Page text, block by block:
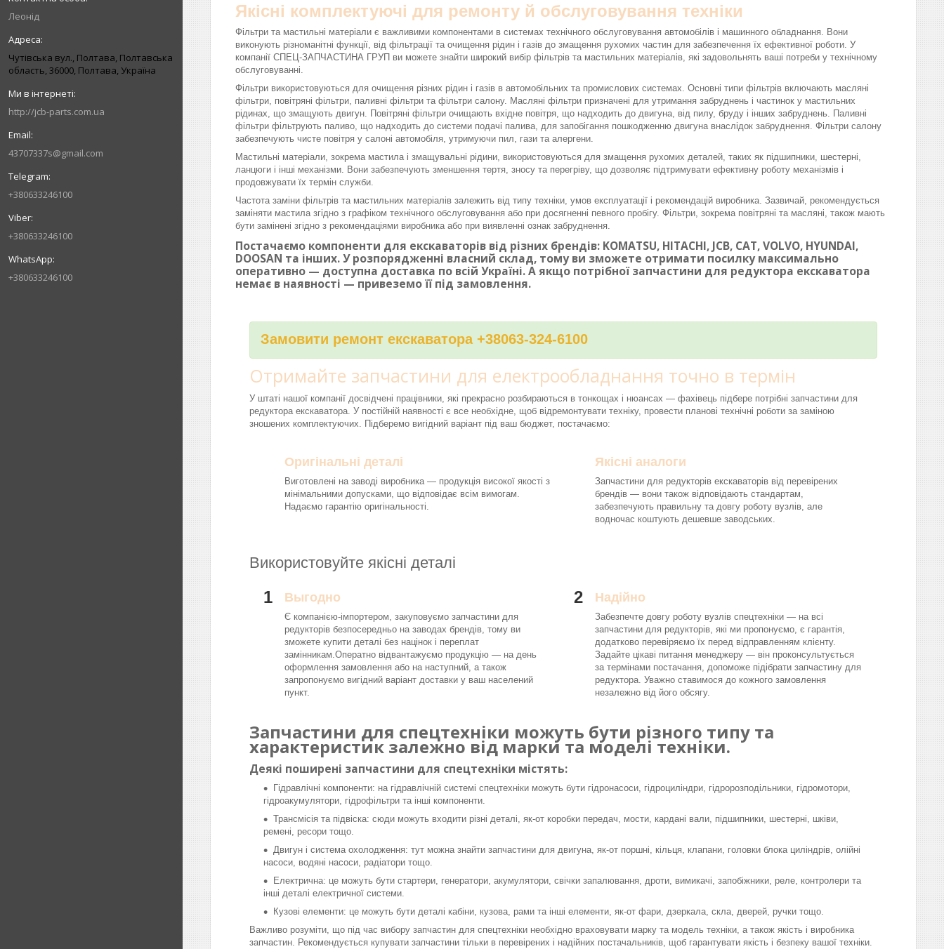
Леонід
Чутівська вул., Полтава, Полтавська
область, 36000, Полтава, Україна
http://jcb-parts.com.ua
43707337s@gmail.com
+380633246100
+380633246100
+380633246100
Якісні комплектуючі для ремонту й обслуговування техніки
Фільтри та мастильні матеріали є важливими компонентами в системах технічного обслуговування автомобілів і машинного обладнання. Вони
виконують різноманітні функції, від фільтрації та очищення рідин і газів до змащення рухомих частин для забезпечення їх ефективної роботи. У
компанії СПЕЦ-ЗАПЧАСТИНА ГРУП ви можете знайти широкий вибір фільтрів та мастильних матеріалів, які задовольнять ваші потреби у технічному
обслуговуванні.
Фільтри використовуються для очищення різних рідин і газів в автомобільних та промислових системах. Основні типи фільтрів включають масляні
фільтри, повітряні фільтри, паливні фільтри та фільтри салону. Масляні фільтри призначені для утримання забруднень і частинок у мастильних
рідинах, що змащують двигун. Повітряні фільтри очищають вхідне повітря, що надходить до двигуна, від пилу, бруду і інших забруднень. Паливні
фільтри фільтрують паливо, що надходить до системи подачі палива, для запобігання пошкодженню двигуна внаслідок забруднення. Фільтри салону
забезпечують чисте повітря у салоні автомобіля, утримуючи пил, гази та алергени.
Мастильні матеріали, зокрема мастила і змащувальні рідини, використовуються для змащення рухомих деталей, таких як підшипники, шестерні,
ланцюги і інші механізми. Вони забезпечують зменшення тертя, зносу та перегріву, що дозволяє підтримувати ефективну роботу механізмів і
продовжувати їх термін служби.
Частота заміни фільтрів та мастильних матеріалів залежить від типу техніки, умов експлуатації і рекомендацій виробника. Зазвичай, рекомендується
заміняти мастила згідно з графіком технічного обслуговування або при досягненні певного пробігу. Фільтри, зокрема повітряні та масляні, також мають
бути замінені згідно з рекомендаціями виробника або при виявленні ознак забруднення.
Постачаємо компоненти для екскаваторів від різних брендів: KOMATSU, HITACHI, JCB, CAT, VOLVO, HYUNDAI,
DOOSAN та інших. У розпорядженні власний склад, тому ви зможете отримати посилку максимально
оперативно — доступна доставка по всій Україні. А якщо потрібної запчастини для редуктора екскаватора
немає в наявності — привеземо її під замовлення.
Замовити ремонт екскаватора +38063-324-6100
Отримайте запчастини для електрообладнання точно в термін
У штаті нашої компанії досвідчені працівники, які прекрасно розбираються в тонкощах і нюансах — фахівець підбере потрібні запчастини для
редуктора екскаватора. У постійній наявності є все необхідне, щоб відремонтувати техніку, провести планові технічні роботи за заміною
зношених комплектуючих. Підберемо вигідний варіант під ваш бюджет, постачаємо:
Оригінальні деталі
Виготовлені на заводі виробника — продукція високої якості з
мінімальними допусками, що відповідає всім вимогам.
Надаємо гарантію оригінальності.
Якісні аналоги
Запчастини для редукторів екскаваторів від перевірених
брендів — вони також відповідають стандартам,
забезпечують правильну та довгу роботу вузлів, але
водночас коштують дешевше заводських.
Використовуйте якісні деталі
1 Выгодно
Є компанією-імпортером, закуповуємо запчастини для
редукторів безпосередньо на заводах брендів, тому ви
зможете купити деталі без націнок і переплат
замінникам.Оператно відвантажуємо продукцію — на день
оформлення замовлення або на наступний, а також
запропонуємо вигідний варіант доставки у ваш населений
пункт.
2 Надійно
Забезпечте довгу роботу вузлів спецтехніки — на всі
запчастини для редукторів, які ми пропонуємо, є гарантія,
додатково перевіряємо їх перед відправленням клієнту.
Задайте цікаві питання менеджеру — він проконсультується
за термінами постачання, допоможе підібрати запчастину для
редуктора. Уважно ставимося до кожного замовлення
незалежно від його обсягу.
Запчастини для спецтехніки можуть бути різного типу та
характеристик залежно від марки та моделі техніки.
Деякі поширені запчастини для спецтехніки містять:
Гідравлічні компоненти: на гідравлічній системі спецтехніки можуть бути гідронасоси, гідроциліндри, гідророзподільники, гідромотори,
гідроакумулятори, гідрофільтри та інші компоненти.
Трансмісія та підвіска: сюди можуть входити різні деталі, як-от коробки передач, мости, кардані вали, підшипники, шестерні, шківи,
ремені, ресори тощо.
Двигун і система охолодження: тут можна знайти запчастини для двигуна, як-от поршні, кільця, клапани, головки блока циліндрів, олійні
насоси, водяні насоси, радіатори тощо.
Електрична: це можуть бути стартери, генератори, акумулятори, свічки запалювання, дроти, вимикачі, запобіжники, реле, контролери та
інші деталі електричної системи.
Кузові елементи: це можуть бути деталі кабіни, кузова, рами та інші елементи, як-от фари, дзеркала, скла, дверей, ручки тощо.
Важливо розуміти, що під час вибору запчастин для спецтехніки необхідно враховувати марку та модель техніки, а також якість і виробника
запчастин. Рекомендується купувати запчастини тільки в перевірених і надійних постачальників, щоб гарантувати якість і безпеку вашої техніки.